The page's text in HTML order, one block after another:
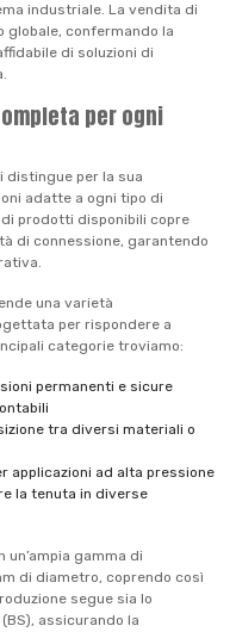
industriale. La vendita di
globale, confermando la
di soluzioni di
per ogni
distingue per la sua
adatte a ogni tipo di
di prodotti disponibili copre
di connessione, garantendo
una varietà
per rispondere a
categorie troviamo:
permanenti e sicure
tra diversi materiali o
applicazioni ad alta pressione
la tenuta in diverse
un’ampia gamma di
di diametro, coprendo così
segue sia lo
assicurando la